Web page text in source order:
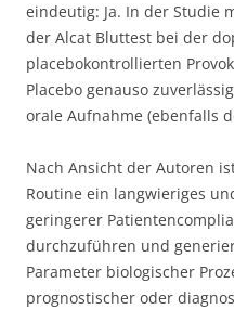
eindeutig: Ja. In der Studie
der Alcat Bluttest bei der
placebokontrollierten
Placebo genauso
orale Aufnahme (ebenfalls
Nach Ansicht der Autoren
Routine ein langwieriges
geringerer
durchzuführen und
Parameter biologischer
prognostischer oder